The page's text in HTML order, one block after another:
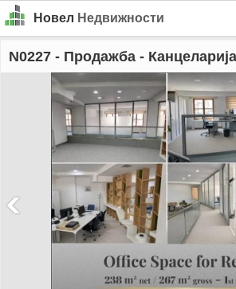
Новел Недвижности
Почетна
Издавање
Продажба
За Нас
Контакт
Најава
N0227 - Продажба -